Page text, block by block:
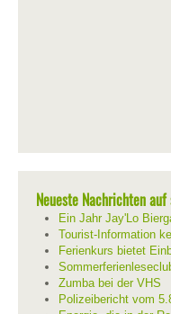
Neueste Nachrichten
Ein Jahr Jay'Lo
Tourist-Information
Ferienkurs bietet
Zumba bei der VHS
Polizeibericht vom